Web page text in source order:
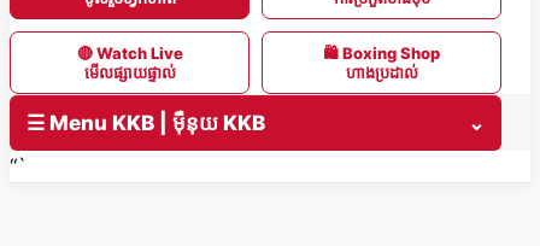
🔴 Watch Live
មើលផ្សាយផ្ទាល់
🛍 Boxing Shop
ហាងប្រដាល់
☰ Menu KKB | ម៉ឺនុយ KKB
⌄
“`